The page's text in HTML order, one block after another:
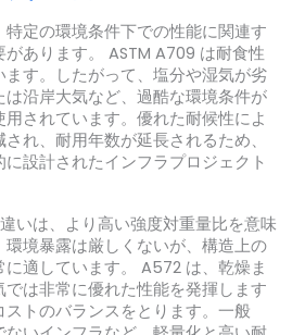
定の環境条件下での性能に関連す
あります。 ASTM A709 は耐食性
ます。したがって、塩分や湿気が劣
沿岸大気など、過酷な環境条件が
されています。優れた耐候性によ
れ、耐用年数が延長されるため、
設計されたインフラプロジェクト
いは、より高い強度対重量比を意味
環境暴露は厳しくないが、構造上の
適しています。 A572 は、乾燥ま
は非常に優れた性能を発揮します
トのバランスをとります。一般